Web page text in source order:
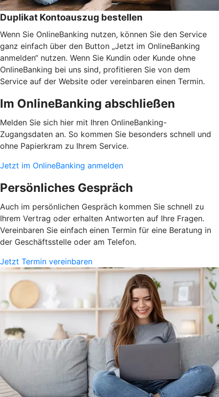
Duplikat Kontoauszug bestellen
Wenn Sie OnlineBanking nutzen, können Sie den Service
ganz einfach über den Button „Jetzt im OnlineBanking
anmelden“ nutzen. Wenn Sie Kundin oder Kunde ohne
OnlineBanking bei uns sind, profitieren Sie von dem
Service auf der Website oder vereinbaren einen Termin.
Im OnlineBanking abschließen
Melden Sie sich hier mit Ihren OnlineBanking-
Zugangsdaten an. So kommen Sie besonders schnell und
ohne Papierkram zu Ihrem Service.
Jetzt im OnlineBanking anmelden
Persönliches Gespräch
Auch im persönlichen Gespräch kommen Sie schnell zu
Ihrem Vertrag oder erhalten Antworten auf Ihre Fragen.
Vereinbaren Sie einfach einen Termin für eine Beratung in
der Geschäftsstelle oder am Telefon.
Jetzt Termin vereinbaren